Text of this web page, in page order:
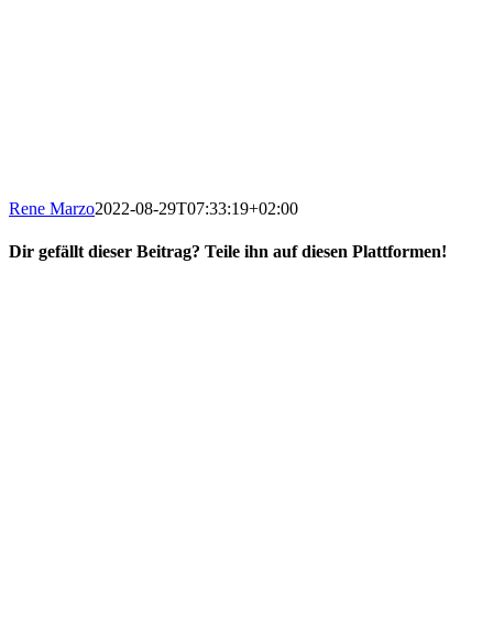
Rene Marzo2022-08-29T07:33:19+02:00
Dir gefällt dieser Beitrag? Teile ihn auf diesen Plattformen!